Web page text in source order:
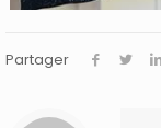
Partager